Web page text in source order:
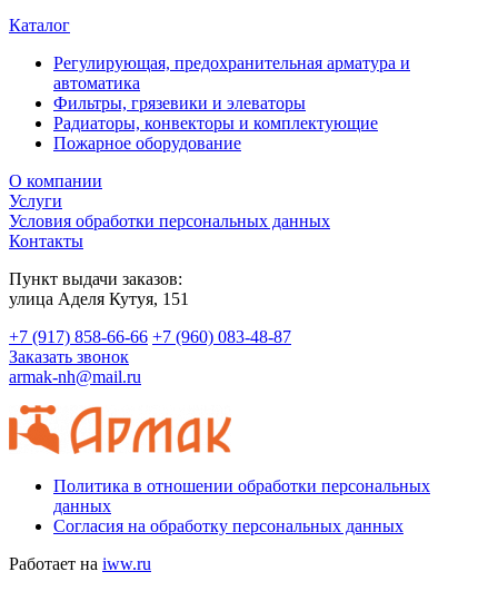
Каталог
Регулирующая, предохранительная арматура и
автоматика
Фильтры, грязевики и элеваторы
Радиаторы, конвекторы и комплектующие
Пожарное оборудование
О компании
Услуги
Условия обработки персональных данных
Контакты
Пункт выдачи заказов:
​улица Аделя Кутуя, 151
+7 (917) 858-66-66 +7 (960) 083-48-87
Заказать звонок
armak-nh@mail.ru
Политика в отношении обработки персональных
данных
Согласия на обработку персональных данных
Работает на iww.ru